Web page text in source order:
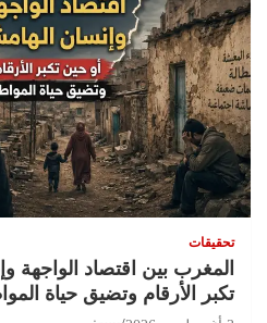
تحقيقات
المغرب بين اقتصاد الواجهة
تكبر الأرقام وتضيق حياة